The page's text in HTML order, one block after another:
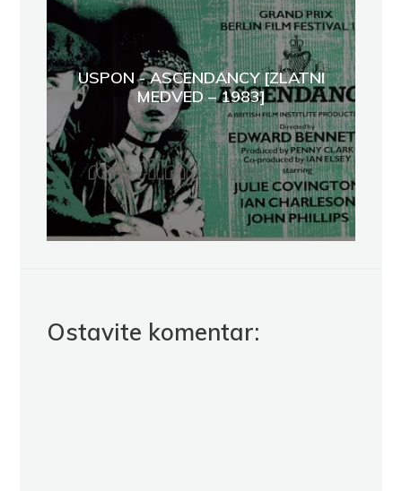
USPON - ASCENDANCY [ZLATNI
MEDVED – 1983]
Ostavite komentar: